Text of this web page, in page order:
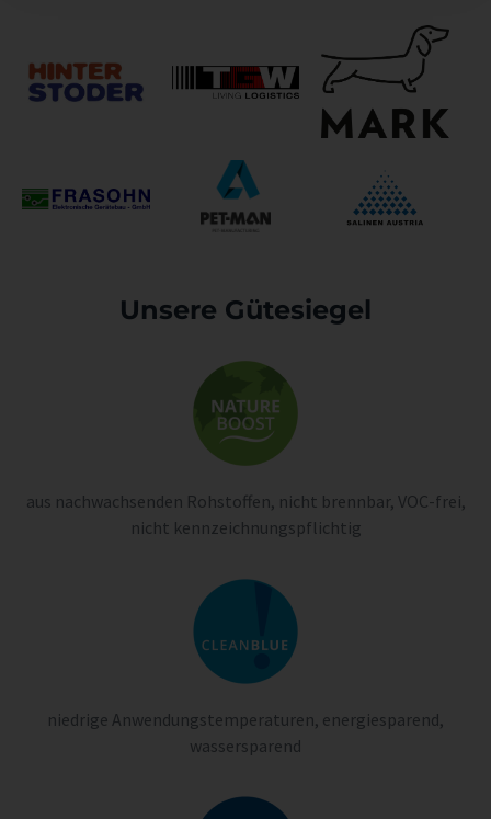
Unsere Gütesiegel
aus nachwachsenden Rohstoffen, nicht brennbar, VOC-frei,
nicht kennzeichnungspflichtig
niedrige Anwendungstemperaturen, energiesparend,
wassersparend